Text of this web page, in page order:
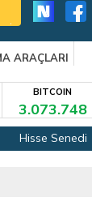
ARAÇLARI
BITCOIN
3.073.748
Hisse Senedi